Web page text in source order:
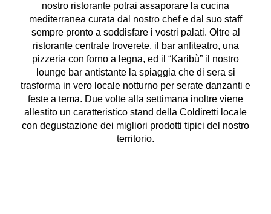
nostro ristorante potrai assaporare la cucina
mediterranea curata dal nostro chef e dal suo staff
sempre pronto a soddisfare i vostri palati. Oltre al
ristorante centrale troverete, il bar anfiteatro, una
pizzeria con forno a legna, ed il “Karibù” il nostro
lounge bar antistante la spiaggia che di sera si
trasforma in vero locale notturno per serate danzanti e
feste a tema. Due volte alla settimana inoltre viene
allestito un caratteristico stand della Coldiretti locale
con degustazione dei migliori prodotti tipici del nostro
territorio.